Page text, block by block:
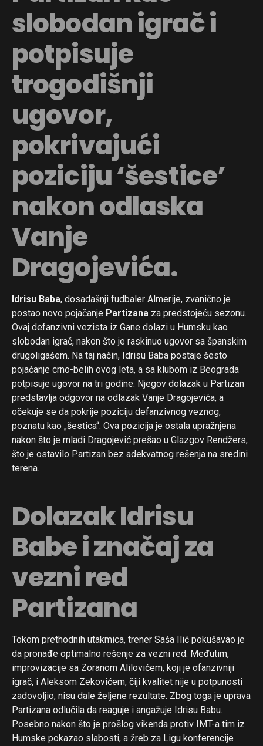
slobodan igrač i
potpisuje
trogodišnji
ugovor,
pokrivajući
poziciju ‘šestice’
nakon odlaska
Vanje
Dragojevića.
Idrisu Baba, dosadašnji fudbaler Almerije, zvanično je
postao novo pojačanje Partizana za predstojeću sezonu.
Ovaj defanzivni vezista iz Gane dolazi u Humsku kao
slobodan igrač, nakon što je raskinuo ugovor sa španskim
drugoligašem. Na taj način, Idrisu Baba postaje šesto
pojačanje crno-belih ovog leta, a sa klubom iz Beograda
potpisuje ugovor na tri godine. Njegov dolazak u Partizan
predstavlja odgovor na odlazak Vanje Dragojevića, a
očekuje se da pokrije poziciju defanzivnog veznog,
poznatu kao „šestica“. Ova pozicija je ostala upražnjena
nakon što je mladi Dragojević prešao u Glazgov Rendžers,
što je ostavilo Partizan bez adekvatnog rešenja na sredini
terena.
Dolazak Idrisu
Babe i značaj za
vezni red
Partizana
Tokom prethodnih utakmica, trener Saša Ilić pokušavao je
da pronađe optimalno rešenje za vezni red. Međutim,
improvizacije sa Zoranom Alilovićem, koji je ofanzivniji
igrač, i Aleksom Zekovićem, čiji kvalitet nije u potpunosti
zadovoljio, nisu dale željene rezultate. Zbog toga je uprava
Partizana odlučila da reaguje i angažuje Idrisu Babu.
Posebno nakon što je prošlog vikenda protiv IMT-a tim iz
Humske pokazao slabosti, a žreb za Ligu konferencije